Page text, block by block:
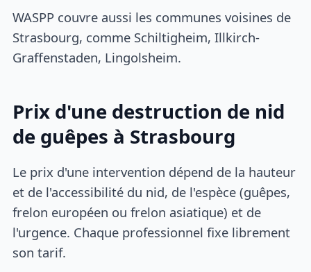
WASPP couvre aussi les communes voisines de
Strasbourg, comme Schiltigheim, Illkirch-
Graffenstaden, Lingolsheim.
Prix d'une destruction de nid
de guêpes à Strasbourg
Le prix d'une intervention dépend de la hauteur
et de l'accessibilité du nid, de l'espèce (guêpes,
frelon européen ou frelon asiatique) et de
l'urgence. Chaque professionnel fixe librement
son tarif.